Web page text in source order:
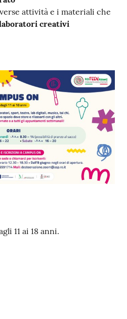
attività e i materiali che
creativi
11 ai 18 anni.